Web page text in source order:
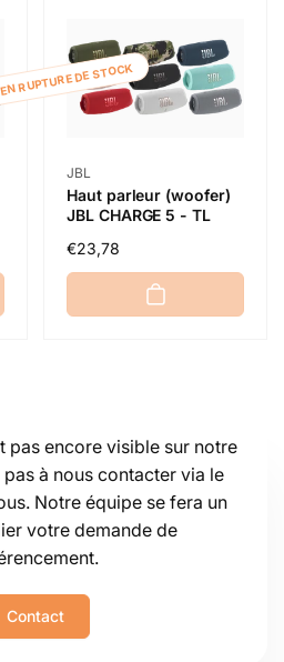
EN RUPTURE DE STOCK
Distributeur :
JBL
Haut parleur (woofer)
JBL CHARGE 5 - TL
Prix
habituel
€23,78
pas encore visible sur notre
à nous contacter via le
Notre équipe se fera un
votre demande de
Contact